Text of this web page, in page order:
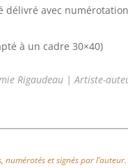
délivré avec
à un cadre 30×40)
Rigaudeau | Artiste-
numérotés et signés par l’auteur.